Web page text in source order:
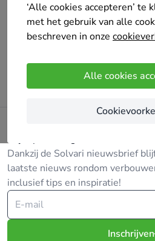
‘Alle cookies accepteren’ te
met het gebruik van alle
beschreven in onze
Alle cookies
Oeps!
Er ging iets mis bij het laden
Probeer
Blijf op de hoogte!
Dankzij de Solvari nieuwsbrief
laatste nieuws rondom
inclusief tips en inspiratie!
Inschrijven